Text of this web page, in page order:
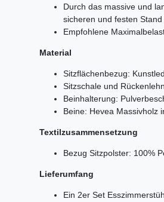
Durch das massive und
sicheren und festen Stand
Empfohlene
Material
Sitzflächenbezug:
Sitzschale und
Beinhalterung:
Beine: Hevea Massivholz
Textilzusammensetzung
Bezug Sitzpolster: 100%
Lieferumfang
Ein 2er Set